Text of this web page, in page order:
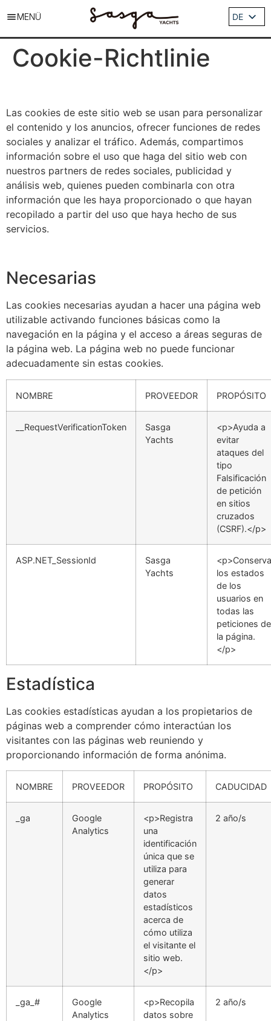
MENÜ
DE
Cookie-Richtlinie
Las cookies de este sitio web se usan para personalizar
el contenido y los anuncios, ofrecer funciones de redes
sociales y analizar el tráfico. Además, compartimos
información sobre el uso que haga del sitio web con
nuestros partners de redes sociales, publicidad y
análisis web, quienes pueden combinarla con otra
información que les haya proporcionado o que hayan
recopilado a partir del uso que haya hecho de sus
servicios.
Necesarias
Las cookies necesarias ayudan a hacer una página web
utilizable activando funciones básicas como la
navegación en la página y el acceso a áreas seguras de
la página web. La página web no puede funcionar
adecuadamente sin estas cookies.
NOMBRE PROVEEDOR PROPÓSITO
__RequestVerificationToken
Sasga
Yachts
<p>Ayuda a
evitar
ataques del
tipo
Falsificación
de petición
en sitios
cruzados
(CSRF).</p>
ASP.NET_SessionId
Sasga
Yachts
<p>Conserva
los estados
de los
usuarios en
todas las
peticiones de
la página.
</p>
Estadística
Las cookies estadísticas ayudan a los propietarios de
páginas web a comprender cómo interactúan los
visitantes con las páginas web reuniendo y
proporcionando información de forma anónima.
NOMBRE PROVEEDOR PROPÓSITO CADUCIDAD
_ga
Google
Analytics
<p>Registra
una
identificación
única que se
utiliza para
generar
datos
estadísticos
acerca de
cómo utiliza
el visitante el
sitio web.
</p>
2 año/s
_ga_#
Google
Analytics
<p>Recopila
datos sobre
2 año/s